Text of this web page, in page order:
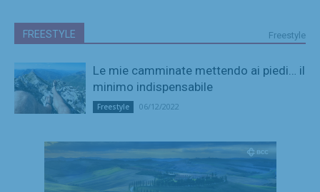
FREESTYLE Freestyle
Le mie camminate mettendo ai piedi… il
minimo indispensabile
Freestyle 06/12/2022